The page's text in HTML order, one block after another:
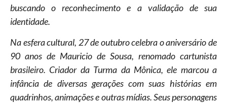
buscando o reconhecimento e a validação de sua
identidade.
Na esfera cultural, 27 de outubro celebra o aniversário de
90 anos de Mauricio de Sousa, renomado cartunista
brasileiro. Criador da Turma da Mônica, ele marcou a
infância de diversas gerações com suas histórias em
quadrinhos, animações e outras mídias. Seus personagens